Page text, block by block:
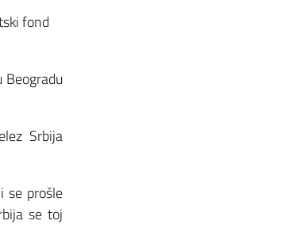
fond
Srbija
se prošle
se toj